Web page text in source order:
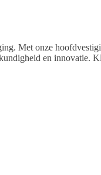
Met onze
en innovatie.